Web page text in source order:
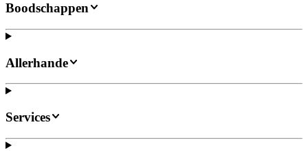
Boodschappen
Allerhande
Services